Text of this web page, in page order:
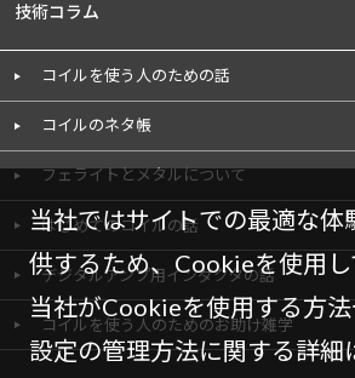
当社ではサイトでの最適な体
供するため、Cookieを使用し
当社がCookieを使用する方
設定の管理方法に関する詳細
技術コラム
コイルを使う人のための話
コイルのネタ帳
フェライトとメタルについて
はじめてのコイルの話
デジタルアンプ用インダクタの話
コイルを使う人のためのお助け雑学